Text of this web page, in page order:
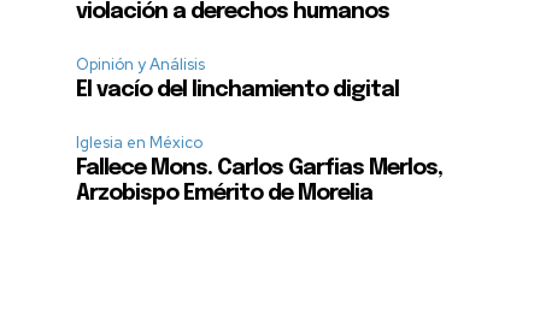
violación a derechos humanos
Opinión y Análisis
El vacío del linchamiento digital
Iglesia en México
Fallece Mons. Carlos Garfias Merlos,
Arzobispo Emérito de Morelia